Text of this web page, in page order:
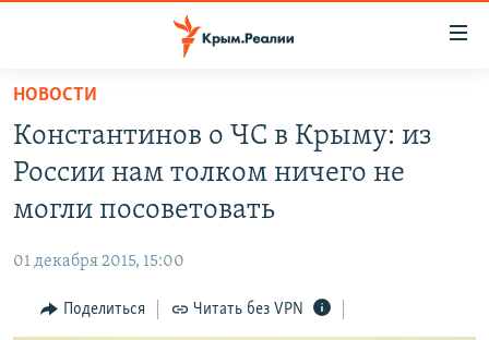
Вернуться
основному
содержанию
главной
навигации
Вернутся
11 ЛЕТ ОККУПАЦИИ КРЫМА. 11 ИСТОРИЙ СОПРОТИВЛЕНИЯ
ЕЩЕ
ИНТЕРАКТИВ
РАДІО СВОБОДА
НОВОСТИ
Константинов о ЧС в Крыму: из
России нам толком ничего не
могли посоветовать
01 декабря 2015, 15:00
Поделиться Читать без VPN